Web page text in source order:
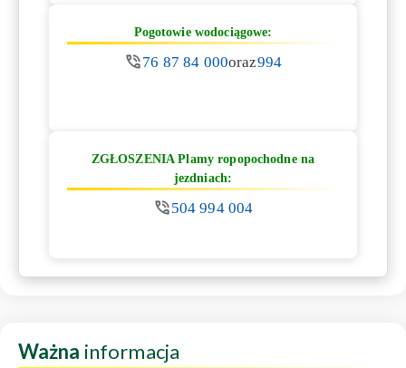
Pogotowie wodociągowe:
76 87 84 000oraz994
ZGŁOSZENIA Plamy ropopochodne na
jezdniach:
504 994 004
Ważna informacja